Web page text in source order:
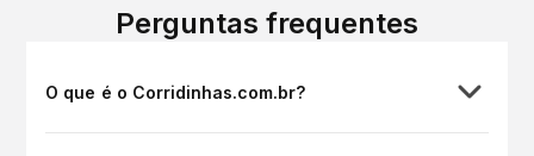
Perguntas frequentes
O que é o Corridinhas.com.br?